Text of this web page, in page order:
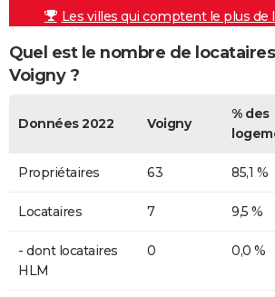
Les villes qui comptent le plus de
Quel est le nombre de
Voigny ?
Données 2022 Voigny
% des
Propriétaires 63 85,1 %
Locataires 7 9,5 %
- dont locataires
HLM
0 0,0 %